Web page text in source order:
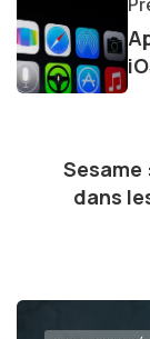
innovations.
partager
technologie
Sesame
dans